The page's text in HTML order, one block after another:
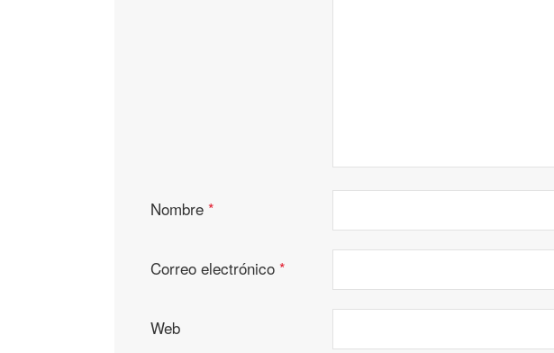
Nombre *
Correo electrónico *
Web